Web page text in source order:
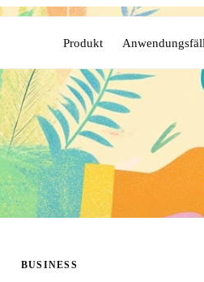
Produkt
BUSINESS